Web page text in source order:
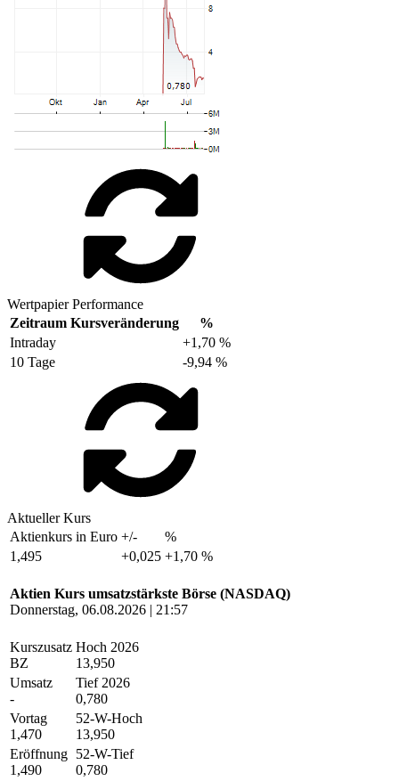
Wertpapier Performance
Zeitraum Kursveränderung
%
Intraday
+1,70 %
10 Tage
-9,94 %
Aktueller Kurs
Aktienkurs in Euro +/-
%
1,495
+0,025 +1,70 %
Aktien Kurs umsatzstärkste Börse (NASDAQ)
Donnerstag, 06.08.2026 | 21:57
Kurszusatz
BZ
Hoch 2026
13,950
Umsatz
-
Tief 2026
0,780
Vortag
1,470
52-W-Hoch
13,950
Eröffnung
1,490
52-W-Tief
0,780